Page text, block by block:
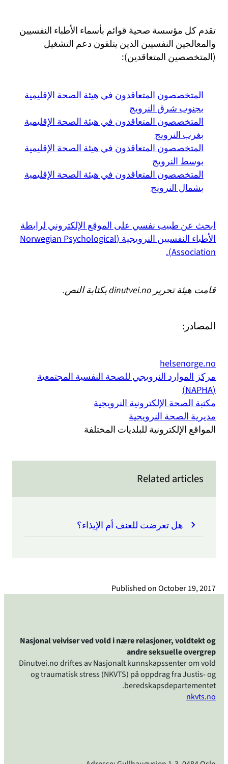
تقدم كل مؤسسة صحية قوائم بأسماء الأطباء النفسيين
والمعالجين النفسيين الذين يتلقون دعم التشغيل
(المتخصصين المتعاقدين):
المتخصصون المتعاقدون في هيئة الصحة الإقليمية
بجنوب شرق النرويج
المتخصصون المتعاقدون في هيئة الصحة الإقليمية
بغرب النرويج
المتخصصون المتعاقدون في هيئة الصحة الإقليمية
بوسط النرويج
المتخصصون المتعاقدون في هيئة الصحة الإقليمية
بشمال النرويج
ابحث عن طبيب نفسي على الموقع الإلكتروني لرابطة
الأطباء النفسيين النرويجية (Norwegian Psychological
Association).
قامت هيئة تحرير dinutvei.noبكتابة النص.
المصادر:
helsenorge.no
مركز الموارد النرويجي للصحة النفسية المجتمعية
(NAPHA)
مكتبة الصحة الإلكترونية النرويجية
مديرية الصحة النرويجية
المواقع الإلكترونية للبلديات المختلفة
Related articles
هل تعرضت للعنف أم الإيذاء؟
Published onOctober 19, 2017
Nasjonal veiviser ved vold i nære relasjoner, voldtekt og
andre seksuelle overgrep
Dinutvei.no driftes av Nasjonalt kunnskapssenter om vold
og traumatisk stress (NKVTS) på oppdrag fra Justis- og
beredskapsdepartementet.
nkvts.no